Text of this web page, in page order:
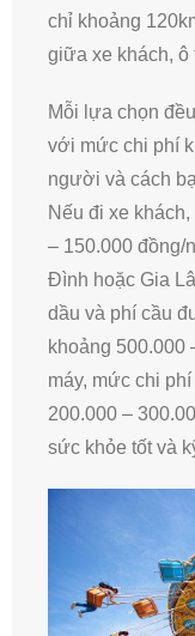
chỉ khoảng
giữa xe khách, ô
Mỗi lựa chọn
với mức chi phí
người và cách
Nếu đi xe
– 150.000
Đình hoặc Gia
dầu và phí cầu
khoảng 500.000
máy, mức chi
200.000 –
sức khỏe tốt và